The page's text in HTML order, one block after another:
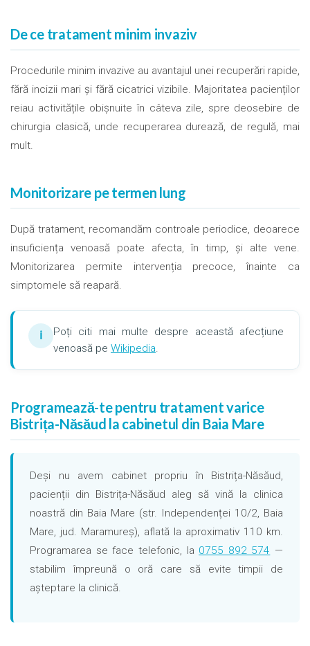
De ce tratament minim invaziv
Procedurile minim invazive au avantajul unei recuperări rapide,
fără incizii mari și fără cicatrici vizibile. Majoritatea pacienților
reiau activitățile obișnuite în câteva zile, spre deosebire de
chirurgia clasică, unde recuperarea durează, de regulă, mai
mult.
Monitorizare pe termen lung
După tratament, recomandăm controale periodice, deoarece
insuficiența venoasă poate afecta, în timp, și alte vene.
Monitorizarea permite intervenția precoce, înainte ca
simptomele să reapară.
ℹ
Poți citi mai multe despre această afecțiune
venoasă pe Wikipedia.
Programează-te pentru tratament varice
Bistrița-Năsăud la cabinetul din Baia Mare
Deși nu avem cabinet propriu în Bistrița-Năsăud,
pacienții din Bistrița-Năsăud aleg să vină la clinica
noastră din Baia Mare (str. Independenței 10/2, Baia
Mare, jud. Maramureș), aflată la aproximativ 110 km.
Programarea se face telefonic, la 0755 892 574 —
stabilim împreună o oră care să evite timpii de
așteptare la clinică.